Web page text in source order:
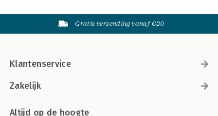
Gratis verzending vanaf €20
Klantenservice
Zakelijk
Altijd op de hoogte